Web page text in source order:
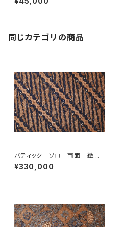
同じカテゴリの商品
バティック ソロ 両面 緻密
な手描き
¥330,000